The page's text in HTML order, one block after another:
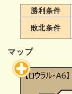
勝利条件
敗北条件
マップ